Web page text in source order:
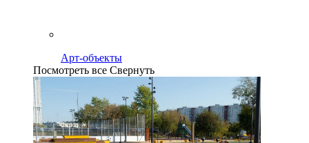
Арт-объекты
Посмотреть все Свернуть